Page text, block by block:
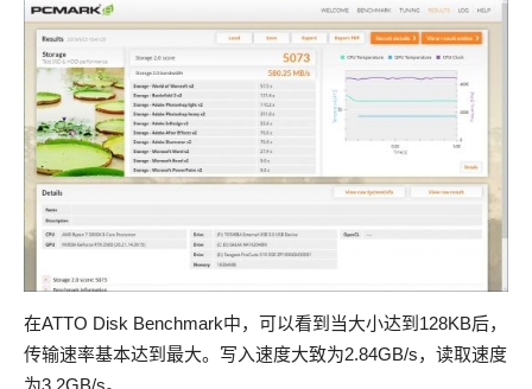
在ATTO Disk Benchmark中，可以看到当大小达到128KB后，
传输速率基本达到最大。写入速度大致为2.84GB/s，读取速度